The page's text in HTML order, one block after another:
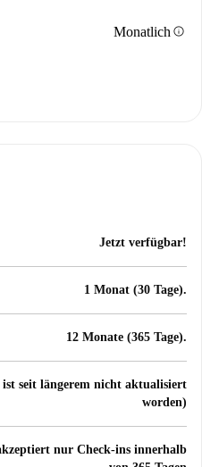
Monatlichinfo
Jetzt verfügbar!
1 Monat (30 Tage).
12 Monate (365 Tage).
seit längerem nicht aktualisiert
worden)
nur Check-ins innerhalb